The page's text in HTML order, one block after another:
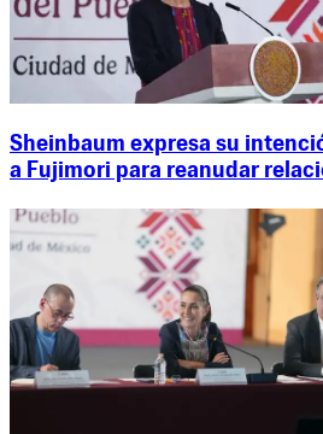
Sheinbaum expresa su
a Fujimori para reanudar